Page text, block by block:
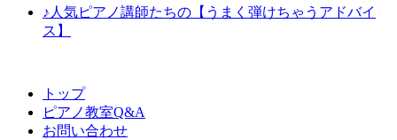
♪人気ピアノ講師たちの【うまく弾けちゃうアドバイ
ス】
トップ
ピアノ教室Q&A
お問い合わせ